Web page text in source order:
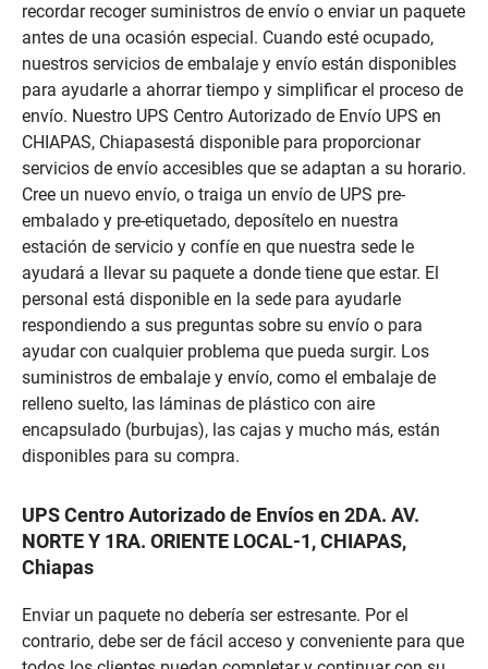
recordar recoger suministros de envío o enviar un paquete
antes de una ocasión especial. Cuando esté ocupado,
nuestros servicios de embalaje y envío están disponibles
para ayudarle a ahorrar tiempo y simplificar el proceso de
envío. Nuestro UPS Centro Autorizado de Envío UPS en
CHIAPAS, Chiapasestá disponible para proporcionar
servicios de envío accesibles que se adaptan a su horario.
Cree un nuevo envío, o traiga un envío de UPS pre-
embalado y pre-etiquetado, deposítelo en nuestra
estación de servicio y confíe en que nuestra sede le
ayudará a llevar su paquete a donde tiene que estar. El
personal está disponible en la sede para ayudarle
respondiendo a sus preguntas sobre su envío o para
ayudar con cualquier problema que pueda surgir. Los
suministros de embalaje y envío, como el embalaje de
relleno suelto, las láminas de plástico con aire
encapsulado (burbujas), las cajas y mucho más, están
disponibles para su compra.
UPS Centro Autorizado de Envíos en 2DA. AV.
NORTE Y 1RA. ORIENTE LOCAL-1, CHIAPAS,
Chiapas
Enviar un paquete no debería ser estresante. Por el
contrario, debe ser de fácil acceso y conveniente para que